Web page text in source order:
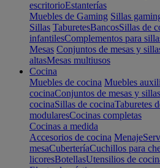
escritorioEstanterías
Muebles de Gaming Sillas
Sillas TaburetesBancosSillas de
infantilesComplementos para
Mesas Conjuntos de mesas y
altasMesas multiusos
Cocina
Muebles de cocina Muebles
cocinaConjuntos de mesas y
cocinaSillas de cocinaTaburetes
modularesCocinas completas
Cocinas a medida
Accesorios de cocina Menaje
mesaCuberteríaCuchillos para
licoresBotellasUtensilios de